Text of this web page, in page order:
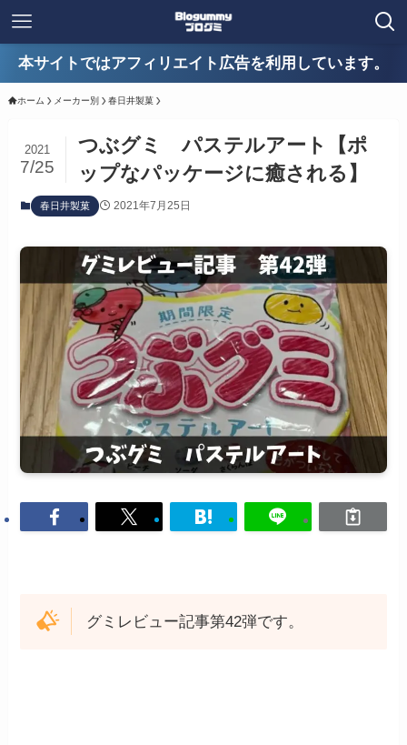
本サイトではアフィリエイト広告を利用しています。
ホーム メーカー別 春日井製菓
つぶグミ パステルアート【ポ
ップなパッケージに癒される】
2021
7/25
春日井製菓 2021年7月25日
グミレビュー記事第42弾です。